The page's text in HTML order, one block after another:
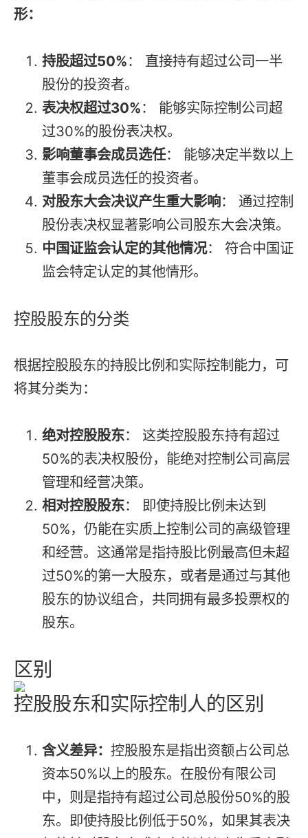
形：
持股超过50%： 直接持有超过公司一半
股份的投资者。
表决权超过30%： 能够实际控制公司超
过30%的股份表决权。
影响董事会成员选任： 能够决定半数以上
董事会成员选任的投资者。
对股东大会决议产生重大影响： 通过控制
股份表决权显著影响公司股东大会决策。
中国证监会认定的其他情况： 符合中国证
监会特定认定的其他情形。
控股股东的分类
根据控股股东的持股比例和实际控制能力，可
将其分类为：
绝对控股股东： 这类控股股东持有超过
50%的表决权股份，能绝对控制公司高层
管理和经营决策。
相对控股股东： 即使持股比例未达到
50%，仍能在实质上控制公司的高级管理
和经营。这通常是指持股比例最高但未超
过50%的第一大股东，或者是通过与其他
股东的协议组合，共同拥有最多投票权的
股东。
区别
控股股东和实际控制人的区别
含义差异： 控股股东是指出资额占公司总
资本50%以上的股东。在股份有限公司
中，则是指持有超过公司总股份50%的股
东。即使持股比例低于50%，如果其表决